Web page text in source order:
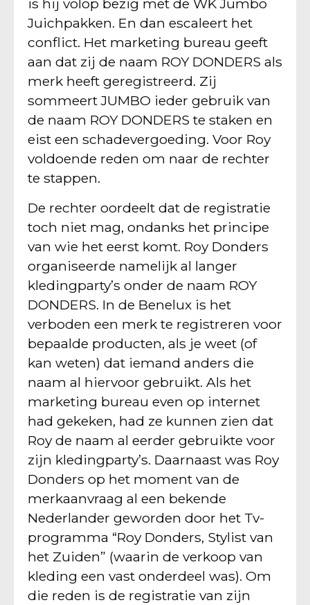
is hij volop bezig met de WK Jumbo
Juichpakken. En dan escaleert het
conflict. Het marketing bureau geeft
aan dat zij de naam ROY DONDERS als
merk heeft geregistreerd. Zij
sommeert JUMBO ieder gebruik van
de naam ROY DONDERS te staken en
eist een schadevergoeding. Voor Roy
voldoende reden om naar de rechter
te stappen.
De rechter oordeelt dat de registratie
toch niet mag, ondanks het principe
van wie het eerst komt. Roy Donders
organiseerde namelijk al langer
kledingparty’s onder de naam ROY
DONDERS. In de Benelux is het
verboden een merk te registreren voor
bepaalde producten, als je weet (of
kan weten) dat iemand anders die
naam al hiervoor gebruikt. Als het
marketing bureau even op internet
had gekeken, had ze kunnen zien dat
Roy de naam al eerder gebruikte voor
zijn kledingparty’s. Daarnaast was Roy
Donders op het moment van de
merkaanvraag al een bekende
Nederlander geworden door het Tv-
programma “Roy Donders, Stylist van
het Zuiden” (waarin de verkoop van
kleding een vast onderdeel was). Om
die reden is de registratie van zijn